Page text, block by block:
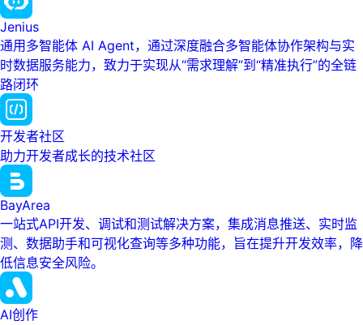
Jenius
通用多智能体 AI Agent，通过深度融合多智能体协作架构与实
时数据服务能力，致力于实现从“需求理解”到“精准执行”的全链
路闭环
开发者社区
助力开发者成长的技术社区
BayArea
一站式API开发、调试和测试解决方案，集成消息推送、实时监
测、数据助手和可视化查询等多种功能，旨在提升开发效率，降
低信息安全风险。
AI创作